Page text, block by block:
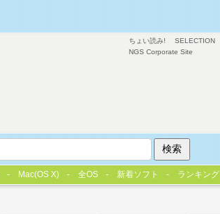
ちょい読み! SELECTION
NGS Corporate Site
Mac(OS X) 全OS 新着ソフト ランキング